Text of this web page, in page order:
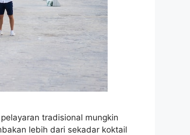
tradisional mungkin
lebih dari sekadar koktail